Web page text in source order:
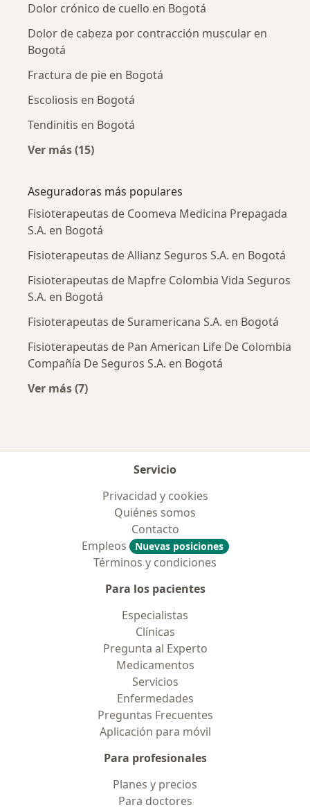
Dolor crónico de cuello en Bogotá
Dolor de cabeza por contracción muscular en
Bogotá
Fractura de pie en Bogotá
Escoliosis en Bogotá
Tendinitis en Bogotá
Ver más (15)
Aseguradoras más populares
Fisioterapeutas de Coomeva Medicina Prepagada
S.A. en Bogotá
Fisioterapeutas de Allianz Seguros S.A. en Bogotá
Fisioterapeutas de Mapfre Colombia Vida Seguros
S.A. en Bogotá
Fisioterapeutas de Suramericana S.A. en Bogotá
Fisioterapeutas de Pan American Life De Colombia
Compañía De Seguros S.A. en Bogotá
Ver más (7)
Servicio
Privacidad y cookies
Quiénes somos
Contacto
Empleos
Nuevas posiciones
Términos y condiciones
Para los pacientes
Especialistas
Clínicas
Pregunta al Experto
Medicamentos
Servicios
Enfermedades
Preguntas Frecuentes
Aplicación para móvil
Para profesionales
Planes y precios
Para doctores